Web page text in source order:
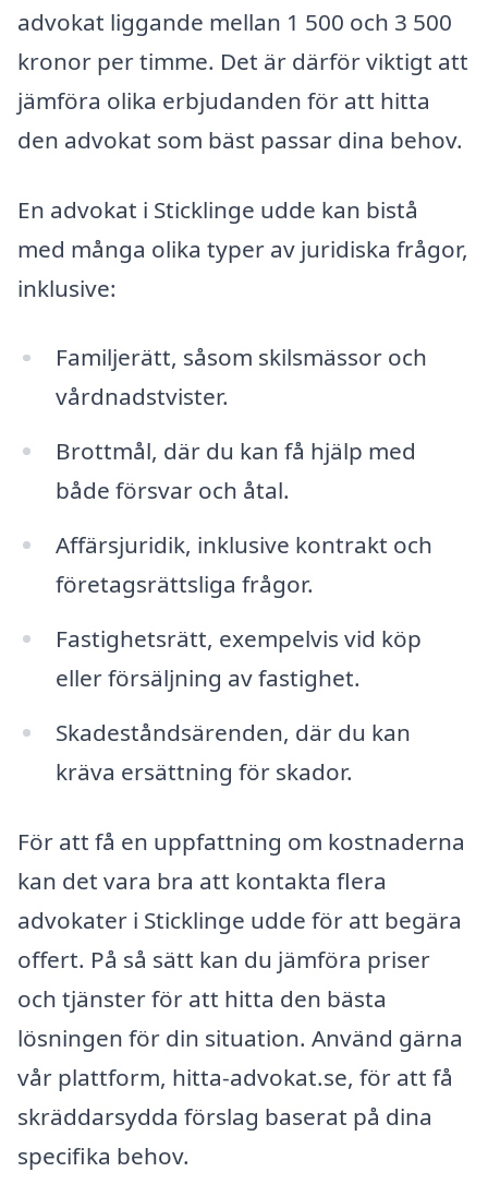
advokat liggande mellan 1 500 och 3 500
kronor per timme. Det är därför viktigt att
jämföra olika erbjudanden för att hitta
den advokat som bäst passar dina behov.
En advokat i Sticklinge udde kan bistå
med många olika typer av juridiska frågor,
inklusive:
Familjerätt, såsom skilsmässor och
vårdnadstvister.
Brottmål, där du kan få hjälp med
både försvar och åtal.
Affärsjuridik, inklusive kontrakt och
företagsrättsliga frågor.
Fastighetsrätt, exempelvis vid köp
eller försäljning av fastighet.
Skadeståndsärenden, där du kan
kräva ersättning för skador.
För att få en uppfattning om kostnaderna
kan det vara bra att kontakta flera
advokater i Sticklinge udde för att begära
offert. På så sätt kan du jämföra priser
och tjänster för att hitta den bästa
lösningen för din situation. Använd gärna
vår plattform, hitta-advokat.se, för att få
skräddarsydda förslag baserat på dina
specifika behov.